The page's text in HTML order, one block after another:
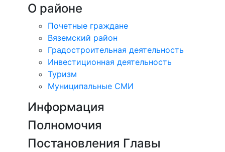
О районе
Почетные граждане
Вяземский район
Градостроительная деятельность
Инвестиционная деятельность
Туризм
Муниципальные СМИ
Информация
Полномочия
Постановления Главы